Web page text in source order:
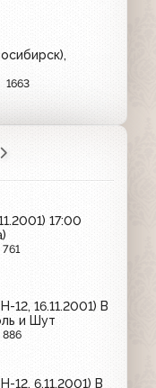
1663
17:00
761
12, 16.11.2001) В
и Шут
886
12, 6.11.2001) В